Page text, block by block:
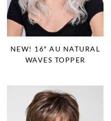
NEW! 16″ AU NATURAL
WAVES TOPPER